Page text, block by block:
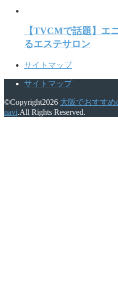
【TVCMで話題】エ
るエステサロン
サイトマップ
サイトマップ
©Copyright2026 大阪でおすす
navi.All Rights Reserved.